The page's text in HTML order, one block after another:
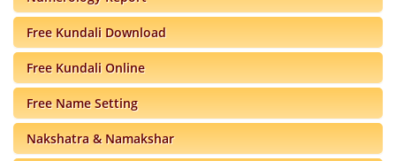
Free Kundali Download
Free Kundali Online
Free Name Setting
Nakshatra & Namakshar
5- ग्रहण के समय फूल, पत्तिया या पौधों का
6- ग्रहण के दौरान ब्रह्मचर्य का पालन करे।
7- ग्रहण के समय तेल लगाना, मालिश करना,